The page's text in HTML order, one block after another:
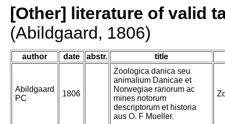
[Other] literature of valid
(Abildgaard, 1806)
author date abstr. title
Abildgaard
PC
1806
Zoologica danica seu
animalium Danicae et
Norwegiae rariorum ac
mines notorum
descriptorum et historia
aus O. F Mueller.